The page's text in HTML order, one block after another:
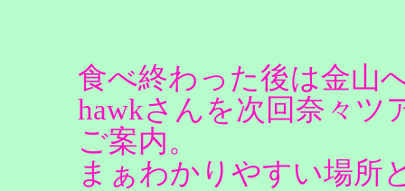
食べ終わった後は金山
hawkさんを次回奈々ツ
ご案内。
まぁわかりやすい場所